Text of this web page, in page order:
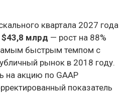
квартала 2027 года
$43,8 млрд — рост на 88%
быстрым темпом с
рынок в 2018 году.
на акцию по GAAP
показатель